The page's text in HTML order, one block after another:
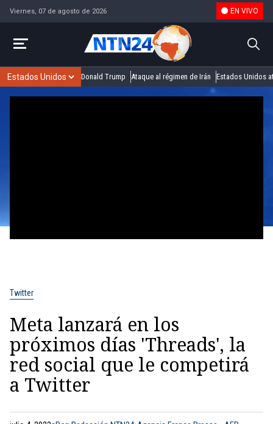
Viernes, 07 de agosto de 2026 EN VIVO
Donald Trump Ataque al régimen de Irán Estados Unidos
Twitter
Meta lanzará en los
próximos días 'Threads', la
red social que le competirá
a Twitter